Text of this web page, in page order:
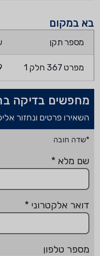
בא במקום
מספר תקן
מפרט 367 חלק 1
מחפשים בדיקה
השאירו פרטים ונחזור
*שדה חובה
שם מלא *
דואר אלקטרוני *
מספר טלפון